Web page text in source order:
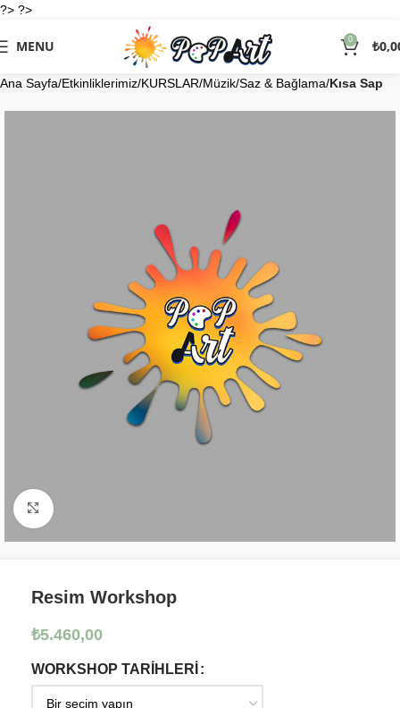
?> ?>
MENU 0 ₺
Ana Sayfa Etkinliklerimiz KURSLAR Müzik Saz & Bağlama Kısa Sap
Click to enlarge
Resim Workshop
₺5.460,00
WORKSHOP TARİHLERİ